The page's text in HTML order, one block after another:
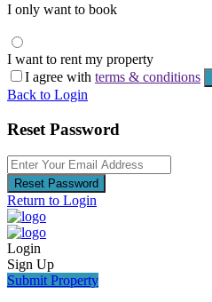
I only want to book
I want to rent my property
I agree with terms & conditions
Back to Login
Reset Password
Reset Password
Return to Login
Login
Sign Up
Submit Property